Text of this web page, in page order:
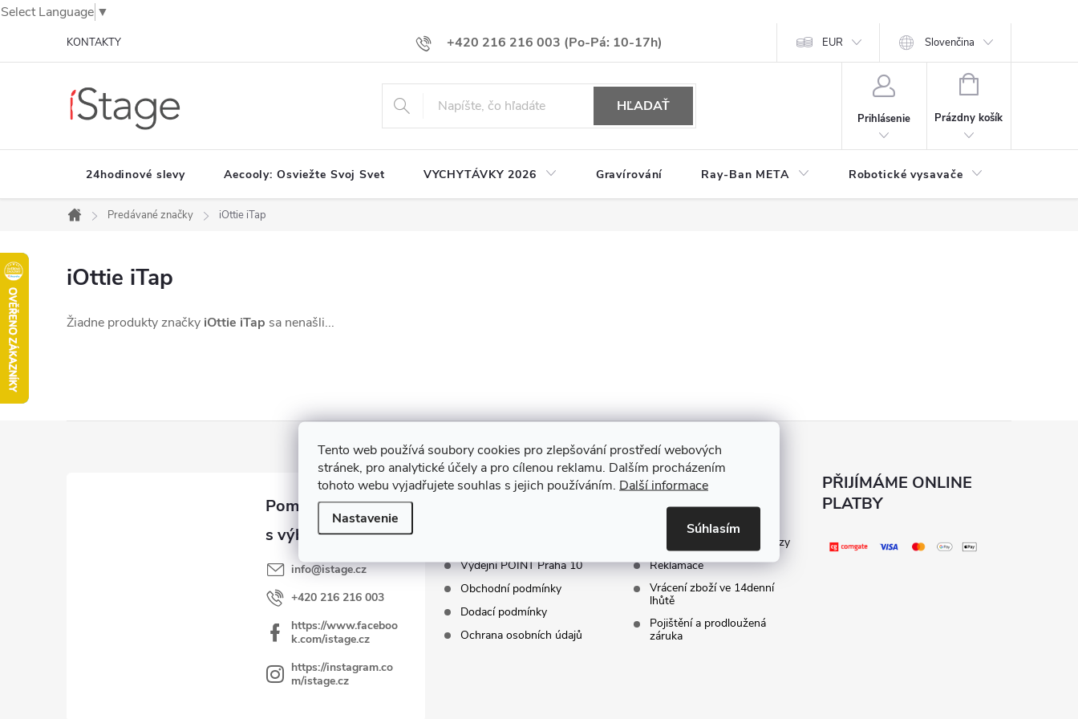
Select Language ▼
Tento web používá soubory cookies pro zlepšování prostředí webových
stránek, pro analytické účely a pro cílenou reklamu. Dalším procházením
tohoto webu vyjadřujete souhlas s jejich používáním. Další informace
Nastavenie
Súhlasím
+420 216 216 003
KONTAKTY EUR Slovenčina
HĽADAŤ
Prihlásenie
NÁKUPNÝ
Prázdny košík
24hodinové slevy Aecooly: Osviežte Svoj Svet VYCHYTÁVKY 2026 Gravírování Ray-Ban META Robotické vysavače
Domov
Predávané značky iOttie iTap
iOttie iTap
Žiadne produkty značky iOttie iTap sa nenašli...
info@istage.cz
+420 216 216 003
https://www.faceboo
k.com/istage.cz
https://instagram.co
m/istage.cz
INFORMACE PRO
Výdejní POINT Praha 10
Obchodní podmínky
Dodací podmínky
Ochrana osobních údajů
ZÁKAZNICKÝ
SERVIS
FAQ - Často kladené dotazy
Reklamace
Vrácení zboží ve 14denní
lhůtě
Pojištění a prodloužená
záruka
PŘIJÍMÁME ONLINE
PLATBY